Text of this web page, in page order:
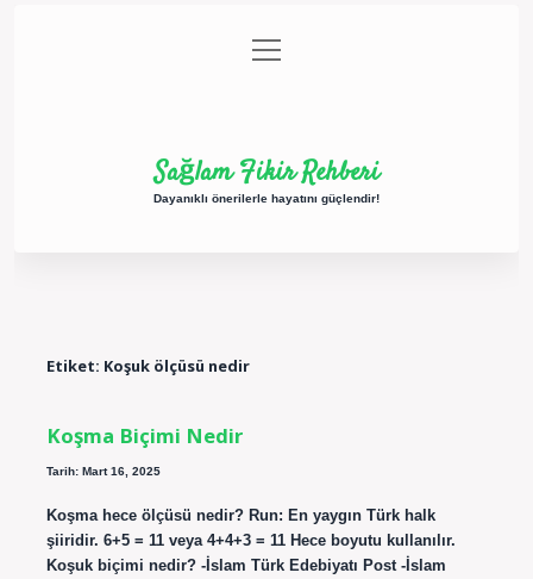
Gizlilik Politikası
menüyü
aç
Sağlam Fikir Rehberi
Dayanıklı önerilerle hayatını güçlendir!
Etiket: Koşuk ölçüsü nedir
Koşma Biçimi Nedir
Tarih: Mart 16, 2025
Koşma hece ölçüsü nedir? Run: En yaygın Türk halk
şiiridir. 6+5 = 11 veya 4+4+3 = 11 Hece boyutu kullanılır.
Koşuk biçimi nedir? -İslam Türk Edebiyatı Post -İslam